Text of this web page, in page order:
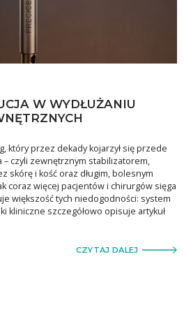
W WYDŁUŻANIU
który przez dekady kojarzył się przede
czyli zewnętrznym stabilizatorem,
skórę i kość oraz długim, bolesnym
coraz więcej pacjentów i chirurgów sięga
większość tych niedogodności: system
kliniczne szczegółowo opisuje artykuł
CZYTAJ DALEJ